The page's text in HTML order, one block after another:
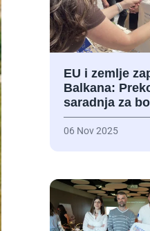
EU i zemlje
Balkana:
saradnja za
06 Nov 2025